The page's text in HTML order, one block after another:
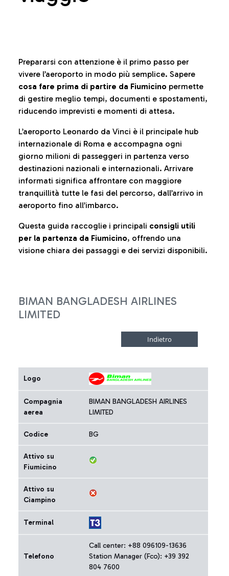
Prepararsi con attenzione è il primo passo per
vivere l’aeroporto in modo più semplice. Sapere
cosa fare prima di partire da Fiumicino permette
di gestire meglio tempi, documenti e spostamenti,
riducendo imprevisti e momenti di attesa.
L’aeroporto Leonardo da Vinci è il principale hub
internazionale di Roma e accompagna ogni
giorno milioni di passeggeri in partenza verso
destinazioni nazionali e internazionali. Arrivare
informati significa affrontare con maggiore
tranquillità tutte le fasi del percorso, dall’arrivo in
aeroporto fino all’imbarco.
Questa guida raccoglie i principali consigli utili
per la partenza da Fiumicino, offrendo una
visione chiara dei passaggi e dei servizi disponibili.
BIMAN BANGLADESH AIRLINES
LIMITED
Logo
Compagnia
aerea
BIMAN BANGLADESH AIRLINES
LIMITED
Codice BG
Attivo su
Fiumicino
Attivo su
Ciampino
Terminal
Telefono
Call center: +88 096109-13636
Station Manager (Fco): +39 392
804 7600